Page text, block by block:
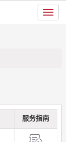
服务指南